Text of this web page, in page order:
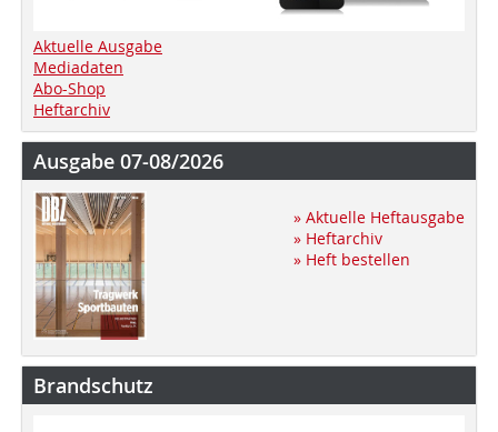
Aktuelle Ausgabe
Mediadaten
Abo-Shop
Heftarchiv
Ausgabe 07-08/2026
» Aktuelle Heftausgabe
» Heftarchiv
» Heft bestellen
Brandschutz